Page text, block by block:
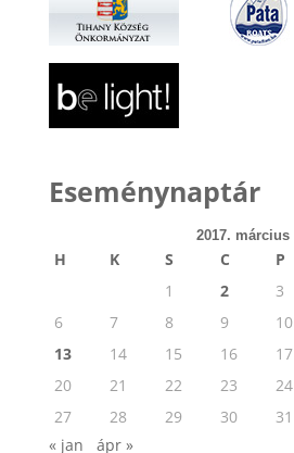
Eseménynaptár
2017. március
H K S C P
1
2 3
6
7 8 9 10
13
14 15 16 17
20
21 22 23 24
27
28 29 30
31
« jan
ápr »